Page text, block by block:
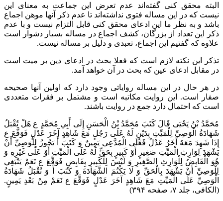
البته محقق کنی گفته‌اند عدم تعرض این جماعت به معنای این
نیست که در این مساله فتوی نداشته‌اند تا عدم ذکر آنها موهن اجماع
باشد و به نظر ما این ادعای محقق کنی قابل التزام نیست و با عدم
ذکر این تعداد از بزرگان، کشف اجماع در مساله بسیار دشوار است
علاوه که گفتیم این اجماع، تعبدی و دلیل بر مساله نیست.
تذکر این نکته لازم است که فعلا بحث در ادعای دین بر میت است
در مقابل ادعای عین که بحث در آن خواهد آمد.
در هر حال در این مساله روایاتی وجود دارد که اولین آنها صحیحه
صفار است. این روایت مکاتبه است و مشتمل بر فقرات متعددی
است که احتمال دارد جمع در روایت باشند.
مُحَمَّدُ بْنُ يَحْيَى قَالَ كَتَبَ مُحَمَّدُ بْنُ الْحَسَنِ إِلَى أَبِي مُحَمَّدٍ ع هَلْ تُقْبَلُ
شَهَادَةُ الْوَصِيِّ لِلْمَيِّتِ بِدَيْنٍ لَهُ عَلَى رَجُلٍ مَعَ شَاهِدٍ آخَرَ عَدْلٍ فَوَقَّعَ ع
إِذَا شَهِدَ مَعَهُ آخَرُ عَدْلٌ فَعَلَى الْمُدَّعِي يَمِينٌ وَ كَتَبَ أَ يَجُوزُ لِلْوَصِيِّ أَنْ
يَشْهَدَ لِوَارِثِ الْمَيِّتِ صَغِيرٍ أَوْ كَبِيرٍ بِحَقٍّ لَهُ عَلَى الْمَيِّتِ أَوْ عَلَى غَيْرِهِ وَ
هُوَ الْقَابِضُ لِلْوَارِثِ الصَّغِيرِ وَ لَيْسَ لِلْكَبِيرِ بِقَابِضٍ فَوَقَّعَ ع نَعَمْ يَنْبَغِي
لِلْوَصِيِّ أَنْ يَشْهَدَ بِالْحَقِّ وَ لَا يَكْتُمَ الشَّهَادَةَ وَ كَتَبَ أَ وَ تُقْبَلُ شَهَادَةُ
الْوَصِيِّ عَلَى الْمَيِّتِ مَعَ شَاهِدٍ آخَرَ عَدْلٍ فَوَقَّعَ ع نَعَمْ مِنْ بَعْدِ يَمِينٍ.
(الکافی، جلد ۷، صفحه ۳۹۴)